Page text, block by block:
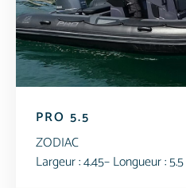
PRO 5.5
ZODIAC
Largeur : 4.45– Longueur : 5.5